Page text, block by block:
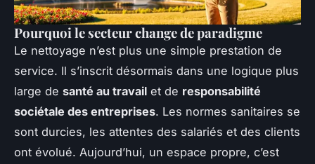
Pourquoi le secteur change de paradigme
Le nettoyage n’est plus une simple prestation de
service. Il s’inscrit désormais dans une logique plus
large de santé au travail et de responsabilité
sociétale des entreprises. Les normes sanitaires se
sont durcies, les attentes des salariés et des clients
ont évolué. Aujourd’hui, un espace propre, c’est